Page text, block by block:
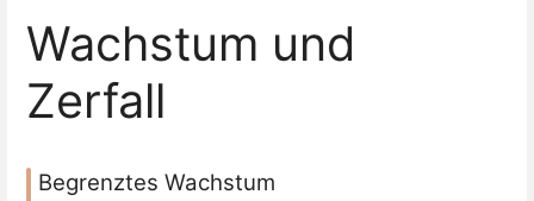
Wachstum und
Zerfall
Begrenztes Wachstum